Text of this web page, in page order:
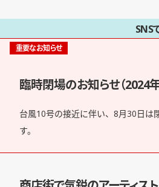
SNS
重要なお知らせ
臨時閉場のお知らせ（2024
台風10号の接近に伴い、8月30日は
す。